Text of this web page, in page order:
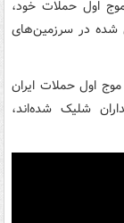
اول حملات خود،
شده در سرزمین‌های
اول حملات ایران
شلیک شده‌اند،